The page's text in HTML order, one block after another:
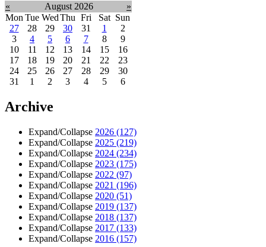
« August 2026
»
Mon Tue WedThu Fri Sat Sun
27
28 29 30 31 1
2
3
4 5 6 7 8
9
10
11 12 13 14 15
16
17
18 19 20 21 22
23
24
25 26 27 28 29
30
31
1 2 3 4 5 6
Archive
Expand/Collapse 2026 (127)
Expand/Collapse 2025 (219)
Expand/Collapse 2024 (234)
Expand/Collapse 2023 (175)
Expand/Collapse 2022 (97)
Expand/Collapse 2021 (196)
Expand/Collapse 2020 (51)
Expand/Collapse 2019 (137)
Expand/Collapse 2018 (137)
Expand/Collapse 2017 (133)
Expand/Collapse 2016 (157)